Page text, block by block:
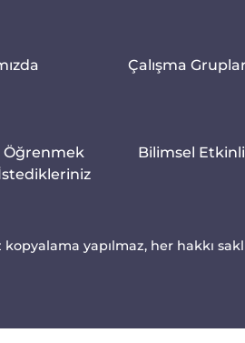
Çalışma
Öğrenmek
Bilimsel
kopyalama yapılmaz, her hakkı